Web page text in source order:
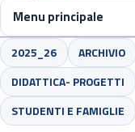
Menu principale
2025_26 ARCHIVIO
DIDATTICA- PROGETTI
STUDENTI E FAMIGLIE